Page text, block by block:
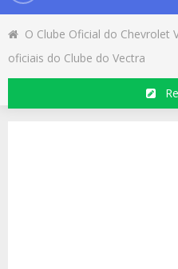
navigation
O Clube Oficial do Chevrolet
oficiais do Clube do Vectra